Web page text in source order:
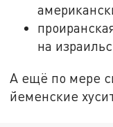
на
А ещё по мере
йеменские